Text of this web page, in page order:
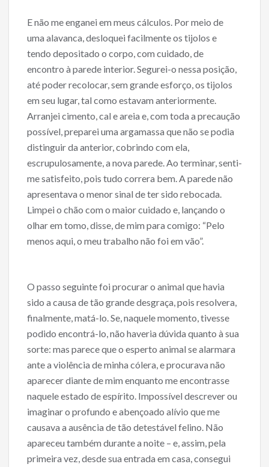
E não me enganei em meus cálculos. Por meio de
uma alavanca, desloquei facilmente os tijolos e
tendo depositado o corpo, com cuidado, de
encontro à parede interior. Segurei-o nessa posição,
até poder recolocar, sem grande esforço, os tijolos
em seu lugar, tal como estavam anteriormente.
Arranjei cimento, cal e areia e, com toda a precaução
possível, preparei uma argamassa que não se podia
distinguir da anterior, cobrindo com ela,
escrupulosamente, a nova parede. Ao terminar, senti-
me satisfeito, pois tudo correra bem. A parede não
apresentava o menor sinal de ter sido rebocada.
Limpei o chão com o maior cuidado e, lançando o
olhar em tomo, disse, de mim para comigo: “Pelo
menos aqui, o meu trabalho não foi em vão”.
O passo seguinte foi procurar o animal que havia
sido a causa de tão grande desgraça, pois resolvera,
finalmente, matá-lo. Se, naquele momento, tivesse
podido encontrá-lo, não haveria dúvida quanto à sua
sorte: mas parece que o esperto animal se alarmara
ante a violência de minha cólera, e procurava não
aparecer diante de mim enquanto me encontrasse
naquele estado de espírito. Impossível descrever ou
imaginar o profundo e abençoado alívio que me
causava a ausência de tão detestável felino. Não
apareceu também durante a noite – e, assim, pela
primeira vez, desde sua entrada em casa, consegui